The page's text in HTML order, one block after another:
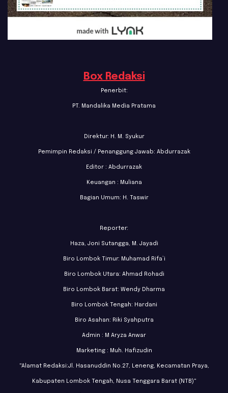
Box Redaksi
Penerbit:
PT. Mandalika Media Pratama
Direktur: H. M. Syukur
Pemimpin Redaksi / Penanggung Jawab: Abdurrazak
Editor : Abdurrazak
Keuangan : Muliana
Bagian Umum: H. Taswir
Reporter:
Haza, Joni Sutangga, M. Jayadi
Biro Lombok Timur: Muhamad Rifa’i
Biro Lombok Utara: Ahmad Rohadi
Biro Lombok Barat: Wendy Dharma
Biro Lombok Tengah: Hardani
Biro Asahan: Riki Syahputra
Admin : M Aryza Anwar
Marketing : Muh. Hafizudin
"Alamat Redaksi:Jl. Hasanuddin No.27, Leneng, Kecamatan Praya,
Kabupaten Lombok Tengah, Nusa Tenggara Barat (NTB)"